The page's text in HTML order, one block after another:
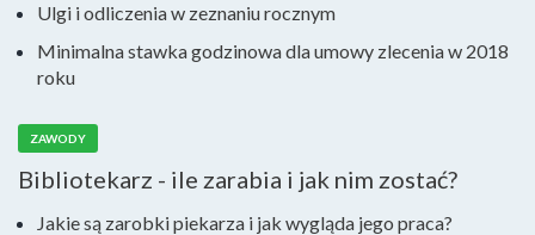
Ulgi i odliczenia w zeznaniu rocznym
Minimalna stawka godzinowa dla umowy zlecenia w 2018
roku
ZAWODY
Bibliotekarz - ile zarabia i jak nim zostać?
Jakie są zarobki piekarza i jak wygląda jego praca?